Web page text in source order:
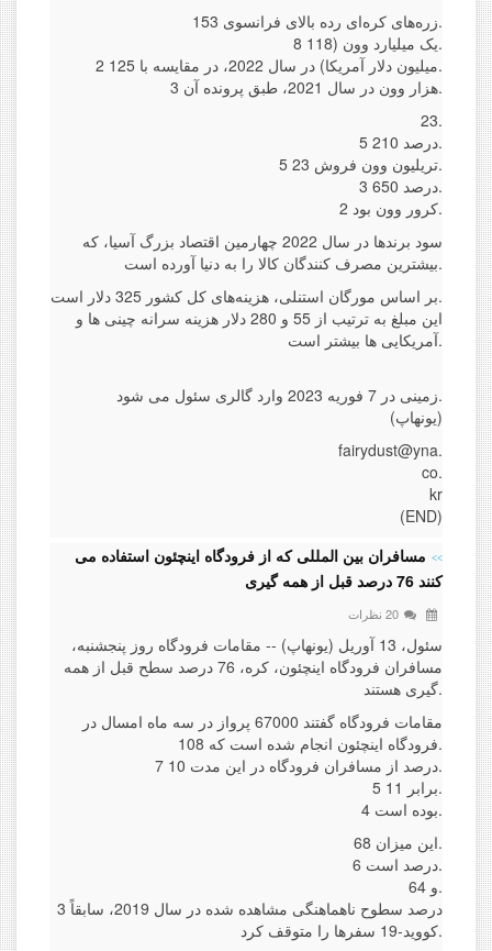
زره‌های کره‌ای رده بالای فرانسوی 153.
8 یک میلیارد وون (118.
2 میلیون دلار آمریکا) در سال 2022، در مقایسه با 125.
3 هزار وون در سال 2021، طبق پرونده آن.
23.
5 درصد 210.
5 تریلیون وون فروش 23.
3 درصد 650.
2 کرور وون بود.
سود برندها در سال 2022 چهارمین اقتصاد بزرگ آسیا، که
بیشترین مصرف کنندگان کالا را به دنیا آورده است.
بر اساس مورگان استنلی، هزینه‌های کل کشور 325 دلار است.
این مبلغ به ترتیب از 55 و 280 دلار هزینه سرانه چینی ها و
آمریکایی ها بیشتر است.
زمینی در 7 فوریه 2023 وارد گالری سئول می شود.
(یونهاپ)
fairydust@yna.
co.
kr
(END)
مسافران بین المللی که از فرودگاه اینچئون استفاده می
کنند 76 درصد قبل از همه گیری
20 نظرات
سئول، 13 آوریل (یونهاپ) -- مقامات فرودگاه روز پنجشنبه،
مسافران فرودگاه اینچئون، کره، 76 درصد سطح قبل از همه
گیری هستند.
مقامات فرودگاه گفتند 67000 پرواز در سه ماه امسال در
فرودگاه اینچئون انجام شده است که 108.
7 درصد از مسافران فرودگاه در این مدت 10.
5 برابر 11.
4 بوده است.
این میزان 68.
6 درصد است.
و 64.
3 درصد سطوح ناهماهنگی مشاهده شده در سال 2019، سابقاً
کووید-19 سفرها را متوقف کرد.